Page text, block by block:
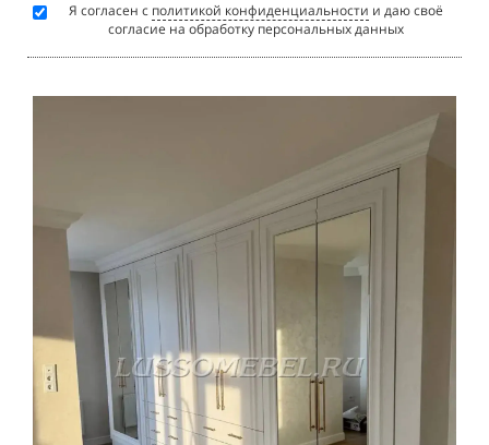
Я согласен с политикой конфиденциальности и даю своё
согласие на обработку персональных данных